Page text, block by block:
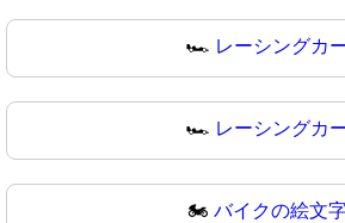
🏎️ レーシングカ
🏎 レーシングカ
🏍️ バイクの絵文